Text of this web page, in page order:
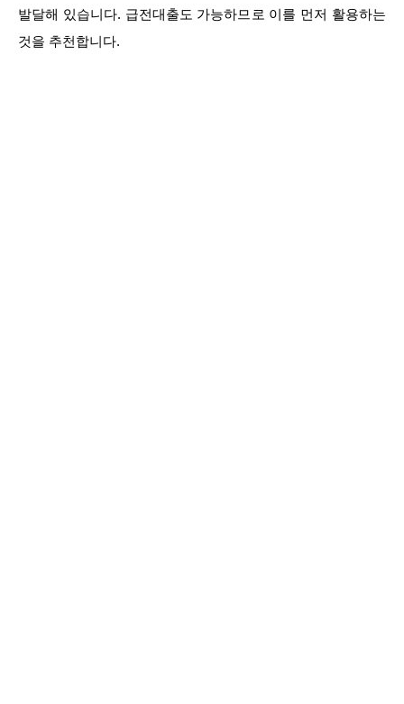
발달해 있습니다. 급전대출도 가능하므로 이를 먼저 활용하는
것을 추천합니다.